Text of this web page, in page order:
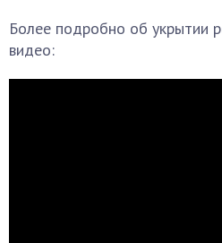
Более подробно об укрытии
видео: